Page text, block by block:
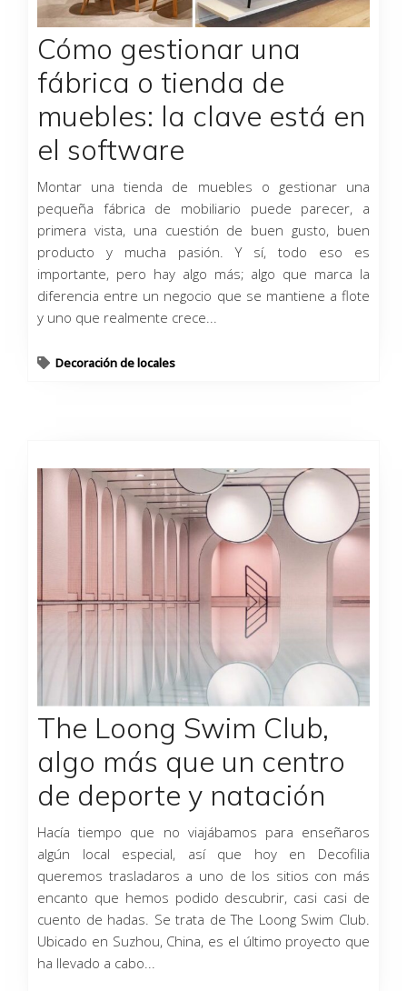
Cómo gestionar una
fábrica o tienda de
muebles: la clave está en
el software
Montar una tienda de muebles o gestionar una
pequeña fábrica de mobiliario puede parecer, a
primera vista, una cuestión de buen gusto, buen
producto y mucha pasión. Y sí, todo eso es
importante, pero hay algo más; algo que marca la
diferencia entre un negocio que se mantiene a flote
y uno que realmente crece...
Decoración de locales
The Loong Swim Club,
algo más que un centro
de deporte y natación
Hacía tiempo que no viajábamos para enseñaros
algún local especial, así que hoy en Decofilia
queremos trasladaros a uno de los sitios con más
encanto que hemos podido descubrir, casi casi de
cuento de hadas. Se trata de The Loong Swim Club.
Ubicado en Suzhou, China, es el último proyecto que
ha llevado a cabo...